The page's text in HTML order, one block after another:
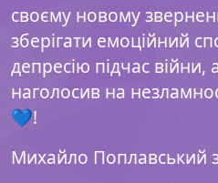
своєму новому
зберігати емоційний
депресію підчас війни,
наголосив на
💙!
Михайло Поплавський